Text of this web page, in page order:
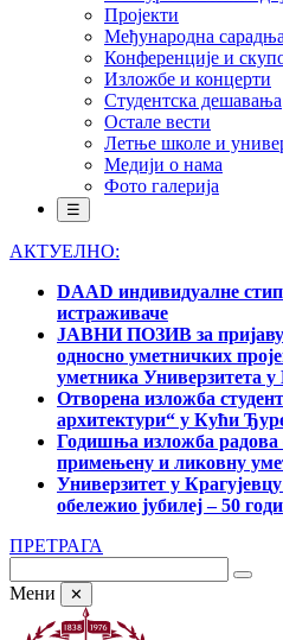
Пројекти
Међународна сарадња
Конференције и
Изложбе и концерти
Студентска дешавања
Остале вести
Летње школе и
Медији о нама
Фото галерија
☰
АКТУЕЛНО:
DAAD индивидуалне
истраживаче
ЈАВНИ ПОЗИВ за пријаву
односно уметничких
уметника Универзитета у
Отворена изложба
архитектури“ у Кући
Годишња изложба радова
примењену и ликовну
Универзитет у
обележио јубилеј – 50
ПРЕТРАГА
Мени ✕